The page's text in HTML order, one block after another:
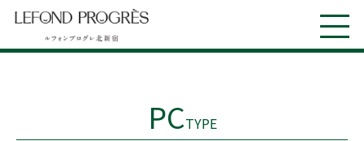
PCTYPE